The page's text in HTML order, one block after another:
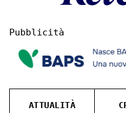
Pubblicità
ATTUALITÀ